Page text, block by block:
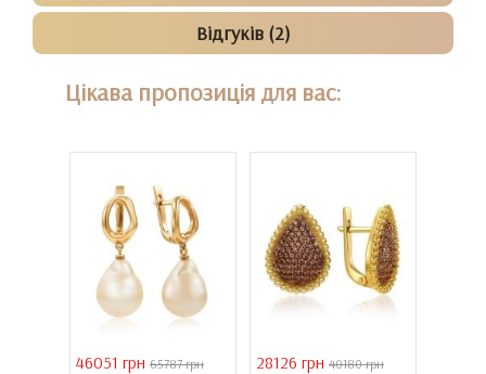
Відгуків (2)
Цікава пропозиція для вас:
46051 грн 65787 грн 28126 грн 40180 грн